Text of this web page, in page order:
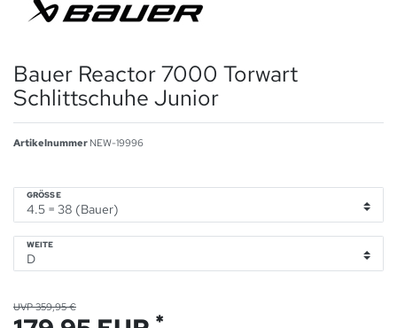
Bauer Reactor 7000 Torwart
Schlittschuhe Junior
Artikelnummer NEW-19996
GRÖSSE
WEITE
UVP 359,95 €
*